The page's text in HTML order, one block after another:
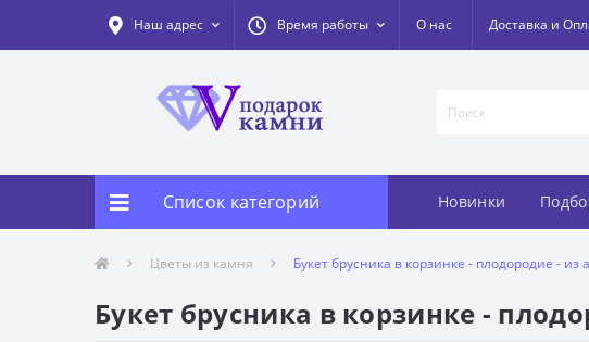
Наш адрес Время работы О нас Доставка и
Список категорий Новинки
Цветы из камня Букет брусника в корзинке - плодородие -
Букет брусника в корзинке -